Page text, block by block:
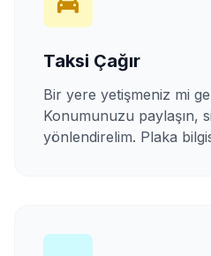
Taksi Çağır
Bir yere yetişmeniz mi
Konumunuzu paylaşın,
yönlendirelim. Plaka